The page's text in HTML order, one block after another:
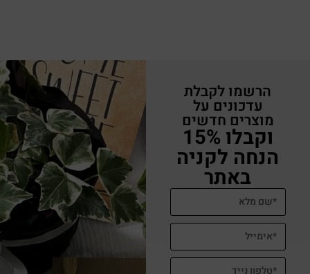
הרשמו לקבלת
עדכונים על
מוצרים חדשים
וקבלו 15%
הנחה לקניה
באתר